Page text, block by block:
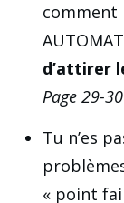
comment
d’attirer
Page 29-30
Tu n’es
« point